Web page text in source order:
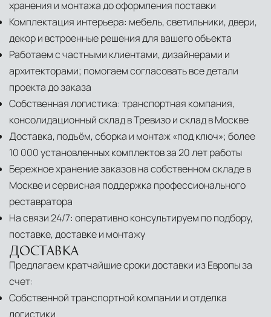
хранения и монтажа до оформления поставки
Комплектация интерьера: мебель, светильники, двери,
декор и встроенные решения для вашего объекта
Работаем с частными клиентами, дизайнерами и
архитекторами; помогаем согласовать все детали
проекта до заказа
Собственная логистика: транспортная компания,
консолидационный склад в Тревизо и склад в Москве
Доставка, подъём, сборка и монтаж «под ключ»; более
10 000 установленных комплектов за 20 лет работы
Бережное хранение заказов на собственном складе в
Москве и сервисная поддержка профессионального
реставратора
На связи 24/7: оперативно консультируем по подбору,
поставке, доставке и монтажу
ДОСТАВКА
Предлагаем кратчайшие сроки доставки из Европы за
счет:
Собственной транспортной компании и отделка
логистики